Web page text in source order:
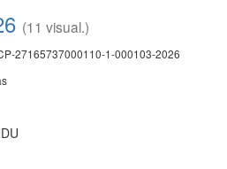
(11 visual.)
27165737000110-1-000103-2026